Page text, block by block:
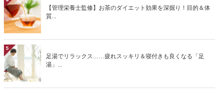
【管理栄養士監修】お茶のダイエット効果を深掘り！目的＆体
質...
5
足湯でリラックス……疲れスッキリ＆寝付きも良くなる「足
湯」...